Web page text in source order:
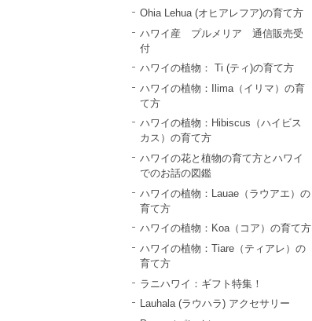
Ohia Lehua (オヒアレフア)の育て方
ハワイ産 プルメリア 通信販売受
付
ハワイの植物： Ti (ティ)の育て方
ハワイの植物：Ilima（イリマ）の育
て方
ハワイの植物：Hibiscus（ハイビス
カス）の育て方
ハワイの花と植物の育て方とハワイ
でのお話の図鑑
ハワイの植物：Lauae（ラウアエ）の
育て方
ハワイの植物：Koa（コア）の育て方
ハワイの植物：Tiare（ティアレ）の
育て方
ラニハワイ：ギフト特集！
Lauhala (ラウハラ) アクセサリー